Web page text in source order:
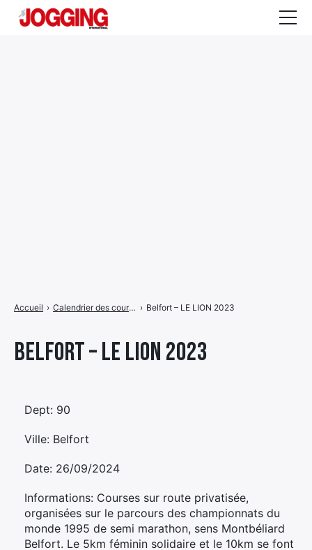
Belfort – LE LION 2023
Accueil › Calendrier des courses › Belfort – LE LION 2023
Dept: 90
Ville: Belfort
Date: 26/09/2024
Informations: Courses sur route privatisée,
organisées sur le parcours des championnats du
monde 1995 de semi marathon, sens Montbéliard
Belfort. Le 5km féminin solidaire et le 10km se font
de
Élément
Élément